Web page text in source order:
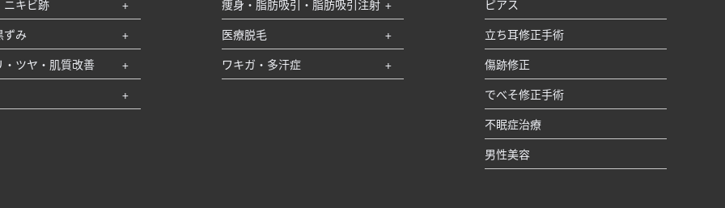
ニキビ跡
ずみ
・ツヤ・肌質改善
痩身・脂肪吸引・脂肪吸引注射
医療脱毛
ワキガ・多汗症
ピアス
立ち耳修正手術
傷跡修正
でべそ修正手術
不眠症治療
男性美容